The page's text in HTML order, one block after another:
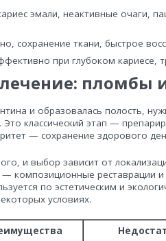
эмали, неактивные очаги,
сохранение ткани, быстрое
при глубоком кариесе,
пломбы
и образовалась полость,
классический этап —
— сохранение здорового
и выбор зависит от
композиционные реставрации
по эстетическим и
условиях.